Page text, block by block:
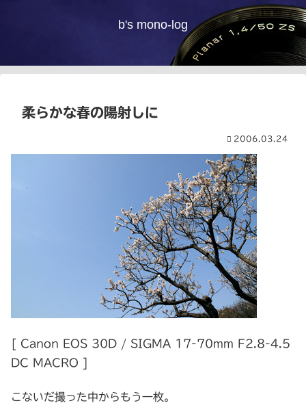
b's mono-log
柔らかな春の陽射しに
2006.03.24
[ Canon EOS 30D / SIGMA 17-70mm F2.8-4.5
DC MACRO ]
こないだ撮った中からもう一枚。